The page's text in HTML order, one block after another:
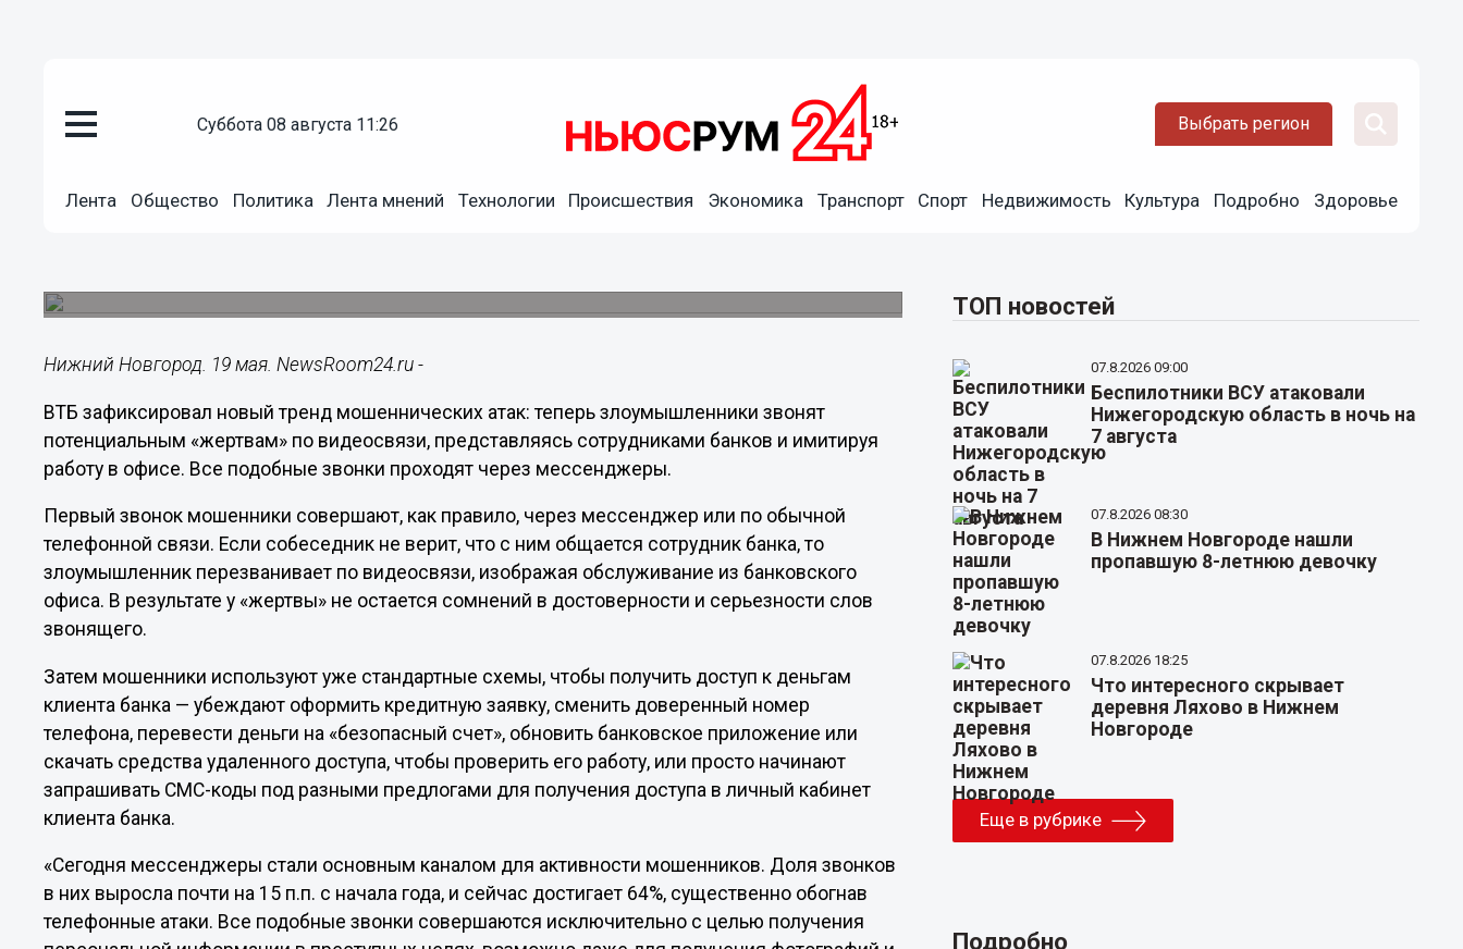
суббота 08 августа 11:26 Выбрать регион
Лента Общество Политика Лента мнений Технологии Происшествия Экономика Транспорт Спорт Недвижимость Культура Подробно Здоровье
19.05.202311:30
Нижний Новгород. 19 мая. NewsRoom24.ru -
ВТБ зафиксировал новый тренд мошеннических атак: теперь злоумышленники звонят
потенциальным «жертвам» по видеосвязи, представляясь сотрудниками банков и имитируя
работу в офисе. Все подобные звонки проходят через мессенджеры.
Первый звонок мошенники совершают, как правило, через мессенджер или по обычной
телефонной связи. Если собеседник не верит, что с ним общается сотрудник банка, то
злоумышленник перезванивает по видеосвязи, изображая обслуживание из банковского
офиса. В результате у «жертвы» не остается сомнений в достоверности и серьезности слов
звонящего.
Затем мошенники используют уже стандартные схемы, чтобы получить доступ к деньгам
клиента банка — убеждают оформить кредитную заявку, сменить доверенный номер
телефона, перевести деньги на «безопасный счет», обновить банковское приложение или
скачать средства удаленного доступа, чтобы проверить его работу, или просто начинают
запрашивать СМС-коды под разными предлогами для получения доступа в личный кабинет
клиента банка.
«Сегодня мессенджеры стали основным каналом для активности мошенников. Доля звонков
в них выросла почти на 15 п.п. с начала года, и сейчас достигает 64%, существенно обогнав
телефонные атаки. Все подобные звонки совершаются исключительно с целью получения
ТОП новостей
07.8.2026 09:00
Беспилотники ВСУ атаковали
Нижегородскую область в ночь на
7 августа
07.8.2026 08:30
В Нижнем Новгороде нашли
пропавшую 8-летнюю девочку
07.8.2026 18:25
Что интересного скрывает
деревня Ляхово в Нижнем
Новгороде
Еще в рубрике
Подробно